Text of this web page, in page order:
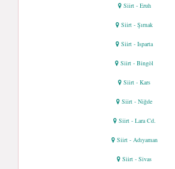
Siirt - Eruh
Siirt - Şırnak
Siirt - Isparta
Siirt - Bingöl
Siirt - Kars
Siirt - Niğde
Siirt - Lara Cd.
Siirt - Adıyaman
Siirt - Sivas